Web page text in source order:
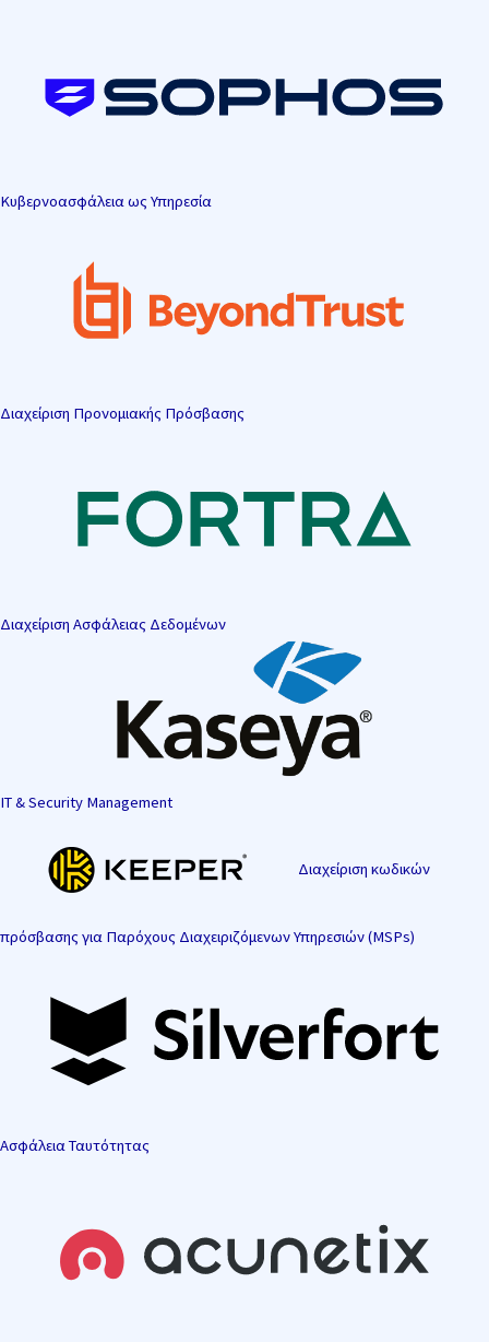
Κυβερνοασφάλεια ως Υπηρεσία
Διαχείριση Προνομιακής Πρόσβασης
Διαχείριση Ασφάλειας Δεδομένων
IT & Security Management
Διαχείριση κωδικών
πρόσβασης για Παρόχους Διαχειριζόμενων Υπηρεσιών (MSPs)
Ασφάλεια Ταυτότητας